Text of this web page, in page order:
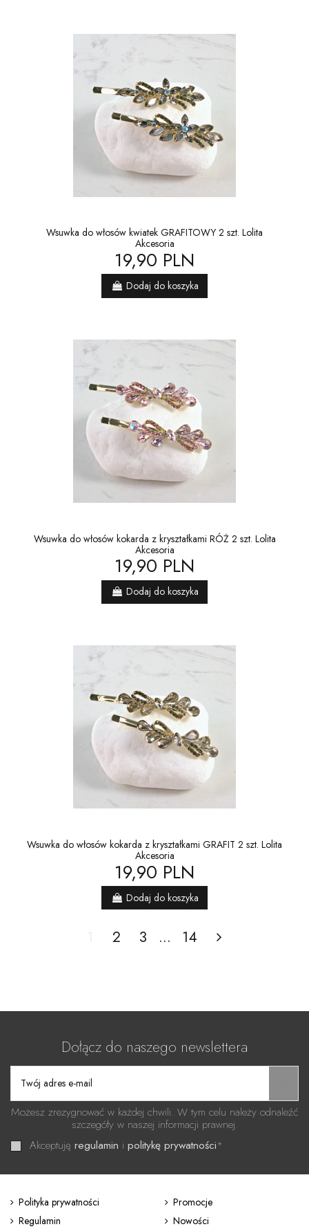
Wsuwka do włosów kwiatek GRAFITOWY 2 szt. Lolita
Akcesoria
19,90 PLN
Dodaj do koszyka
Wsuwka do włosów kokarda z kryształkami RÓŻ 2 szt. Lolita
Akcesoria
19,90 PLN
Dodaj do koszyka
Wsuwka do włosów kokarda z kryształkami GRAFIT 2 szt. Lolita
Akcesoria
19,90 PLN
Dodaj do koszyka
2 3 … 14
Dołącz do naszego newslettera
Możesz zrezygnować w każdej chwili. W tym celu należy odnaleźć
szczegóły w naszej informacji prawnej.
Akceptuję regulamin i politykę prywatności*
Polityka prywatności
Regulamin
Promocje
Nowości